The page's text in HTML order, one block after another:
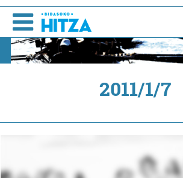
2011/1/7